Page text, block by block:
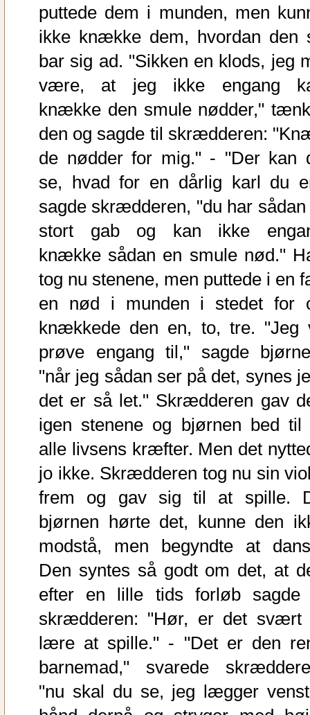
puttede dem i munden, men
ikke knække dem, hvordan den
bar sig ad. "Sikken en klods, jeg
være, at jeg ikke engang
knække den smule nødder,"
den og sagde til skrædderen:
de nødder for mig." - "Der kan
se, hvad for en dårlig karl du
sagde skrædderen, "du har sådan
stort gab og kan ikke
knække sådan en smule nød."
tog nu stenene, men puttede i en
en nød i munden i stedet for
knækkede den en, to, tre. "Jeg
prøve engang til," sagde
"når jeg sådan ser på det, synes
det er så let." Skrædderen gav
igen stenene og bjørnen bed til
alle livsens kræfter. Men det
jo ikke. Skrædderen tog nu sin
frem og gav sig til at spille.
bjørnen hørte det, kunne den
modstå, men begyndte at
Den syntes så godt om det, at
efter en lille tids forløb sagde
skrædderen: "Hør, er det svært
lære at spille." - "Det er den
barnemad," svarede
"nu skal du se, jeg lægger